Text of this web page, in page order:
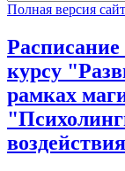
Полная версия
курсу
рамках